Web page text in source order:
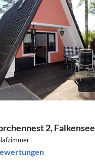
2, Falkensee